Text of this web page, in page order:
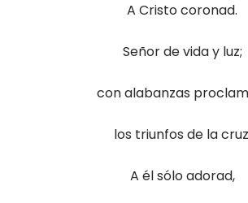
A Cristo coronad.
Señor de vida y luz;
con alabanzas
los triunfos de la
A él sólo adorad,